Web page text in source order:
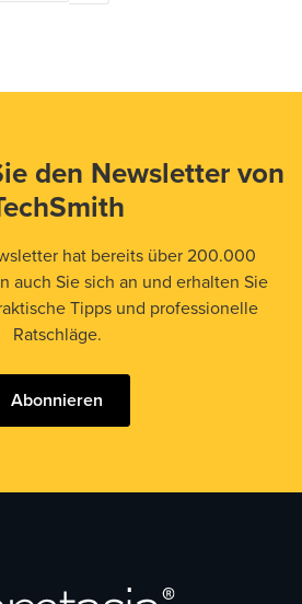
den Newsletter von
hat bereits über 200.000
auch Sie sich an und erhalten Sie
Tipps und professionelle
Ratschläge.
Abonnieren